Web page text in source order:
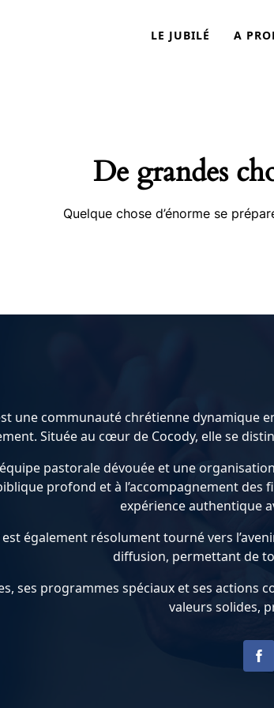
LE JUBILÉ A
De grandes
Quelque chose d’énorme se
une communauté chrétienne
Située au cœur de Cocody, elle se
pastorale dévouée et une
profond et à l’accompagnement
expérience authentique
est également résolument tourné vers
diffusion, permettant de
ses programmes spéciaux et ses actions
valeurs solides,